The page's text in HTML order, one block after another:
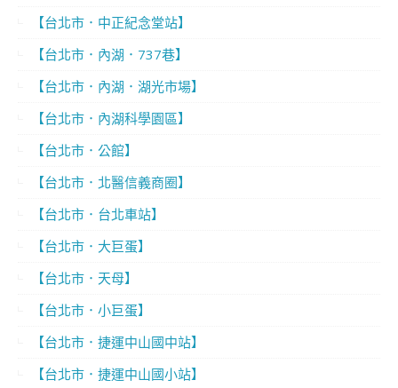
【台北市．中正紀念堂站】
【台北市．內湖．737巷】
【台北市．內湖．湖光市場】
【台北市．內湖科學園區】
【台北市．公館】
【台北市．北醫信義商圈】
【台北市．台北車站】
【台北市．大巨蛋】
【台北市．天母】
【台北市．小巨蛋】
【台北市．捷運中山國中站】
【台北市．捷運中山國小站】